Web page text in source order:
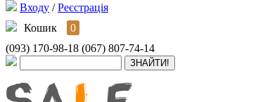
Входу / Реєстрація
Кошик
0
(093) 170-98-18 (067) 807-74-14